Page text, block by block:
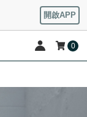
開啟APP
0